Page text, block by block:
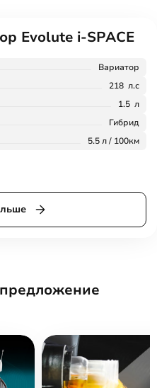
Evolute i-SPACE
Вариатор
218 л.с
1.5 л
Гибрид
5.5 л / 100км